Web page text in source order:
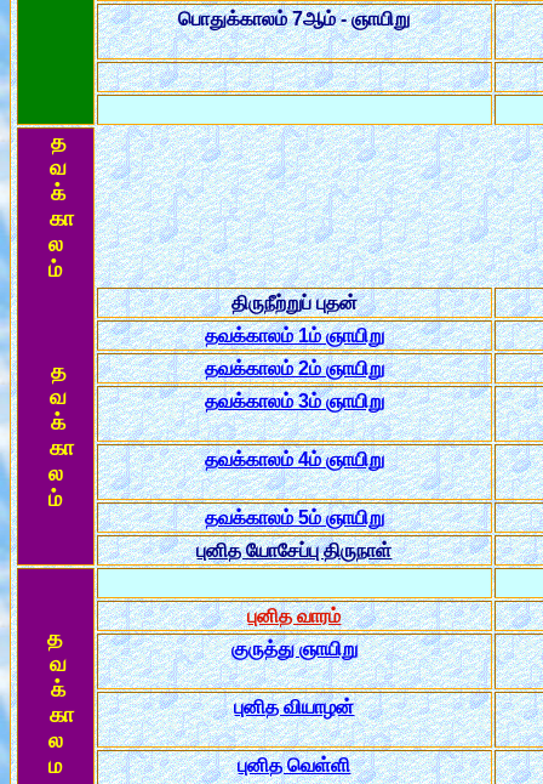
பொதுக்காலம் 7ஆம் - ஞாயிறு
த
வ
க்
கா
ல
ம்
த
வ
க்
கா
ல
ம்
திருநீற்றுப் புதன்
தவக்காலம் 1ம் ஞாயிறு
தவக்காலம் 2ம் ஞாயிறு
தவக்காலம் 3ம் ஞாயிறு
தவக்காலம் 4ம் ஞாயிறு
தவக்காலம் 5ம் ஞாயிறு
புனித யோசேப்பு திருநாள்
த
வ
க்
கா
ல
ம
புனித வாரம்
குருத்து ஞாயிறு
புனித வியாழன்
புனித வெள்ளி